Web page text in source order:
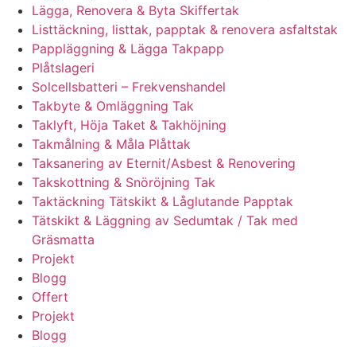
Lägga, Renovera & Byta Skiffertak
Listtäckning, listtak, papptak & renovera asfaltstak
Pappläggning & Lägga Takpapp
Plåtslageri
Solcellsbatteri – Frekvenshandel
Takbyte & Omläggning Tak
Taklyft, Höja Taket & Takhöjning
Takmålning & Måla Plåttak
Taksanering av Eternit/Asbest & Renovering
Takskottning & Snöröjning Tak
Taktäckning Tätskikt & Låglutande Papptak
Tätskikt & Läggning av Sedumtak / Tak med
Gräsmatta
Projekt
Blogg
Offert
Projekt
Blogg